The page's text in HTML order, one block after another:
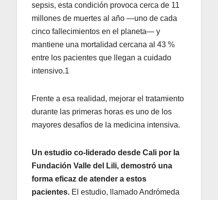
sepsis, esta condición provoca cerca de 11
millones de muertes al año —uno de cada
cinco fallecimientos en el planeta— y
mantiene una mortalidad cercana al 43 %
entre los pacientes que llegan a cuidado
intensivo.1
Frente a esa realidad, mejorar el tratamiento
durante las primeras horas es uno de los
mayores desafíos de la medicina intensiva.
Un estudio co-liderado desde Cali por la
Fundación Valle del Lili, demostró una
forma eficaz de atender a estos
pacientes. El estudio, llamado Andrómeda